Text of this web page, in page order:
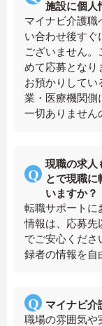
施設に個人
マイナビ介護職
い合わせ後すぐ
ございません
めて応募となり
お預かりしてい
業・医療機関側
一切ありません
現職の求人
とで現職に
いますか？
転職サポートに
情報は、応募先
でご安心くださ
録者の情報を自
マイナビ介
職場の雰囲気や